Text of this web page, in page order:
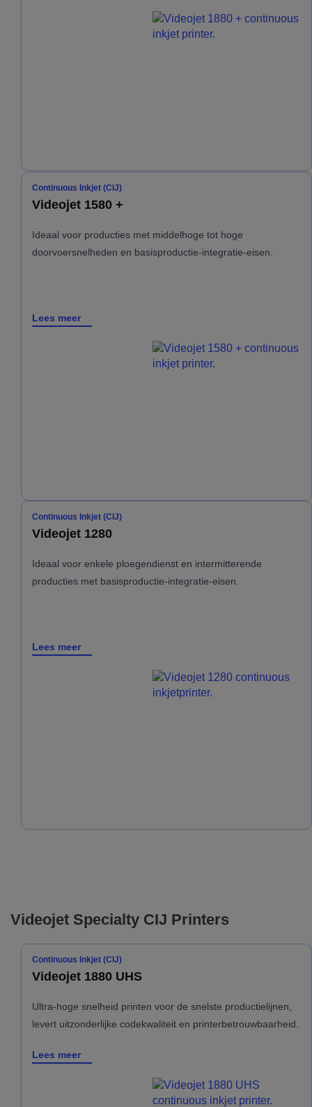
Continuous Inkjet (CIJ)
Videojet 1580 +
Ideaal voor producties met middelhoge tot hoge
doorvoersnelheden en basisproductie-integratie-eisen.
Lees meer
Continuous Inkjet (CIJ)
Videojet 1280
Ideaal voor enkele ploegendienst en intermitterende
producties met basisproductie-integratie-eisen.
Lees meer
Videojet Specialty CIJ Printers
Continuous Inkjet (CIJ)
Videojet 1880 UHS
Ultra-hoge snelheid printen voor de snelste productielijnen,
levert uitzonderlijke codekwaliteit en printerbetrouwbaarheid.
Lees meer